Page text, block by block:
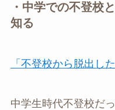
・中学での不登校
知る
「不登校から脱出し
中学生時代不登校だ